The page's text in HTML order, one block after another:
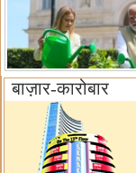
बाज़ार-कारोबार